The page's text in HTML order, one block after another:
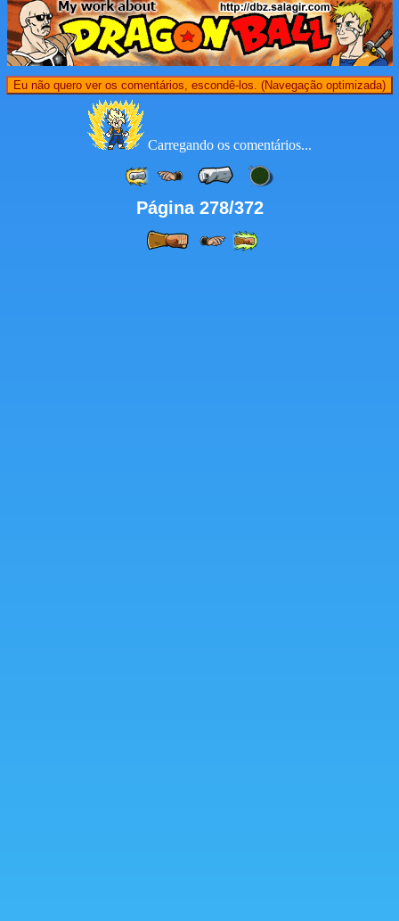
Eu não quero ver os comentários, escondê-los. (Navegação optimizada)
Carregando os comentários...
Página 278/372